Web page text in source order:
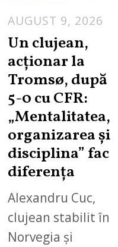
AUGUST 9, 2026
Un clujean,
acționar la
Tromsø, după
5-0 cu CFR:
„Mentalitatea,
organizarea și
disciplina” fac
diferența
Alexandru Cuc,
clujean stabilit în
Norvegia și